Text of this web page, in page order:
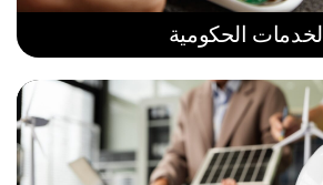
الخدمات الحكومية